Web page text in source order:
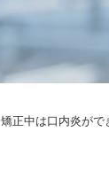
矯正中は口内炎がで